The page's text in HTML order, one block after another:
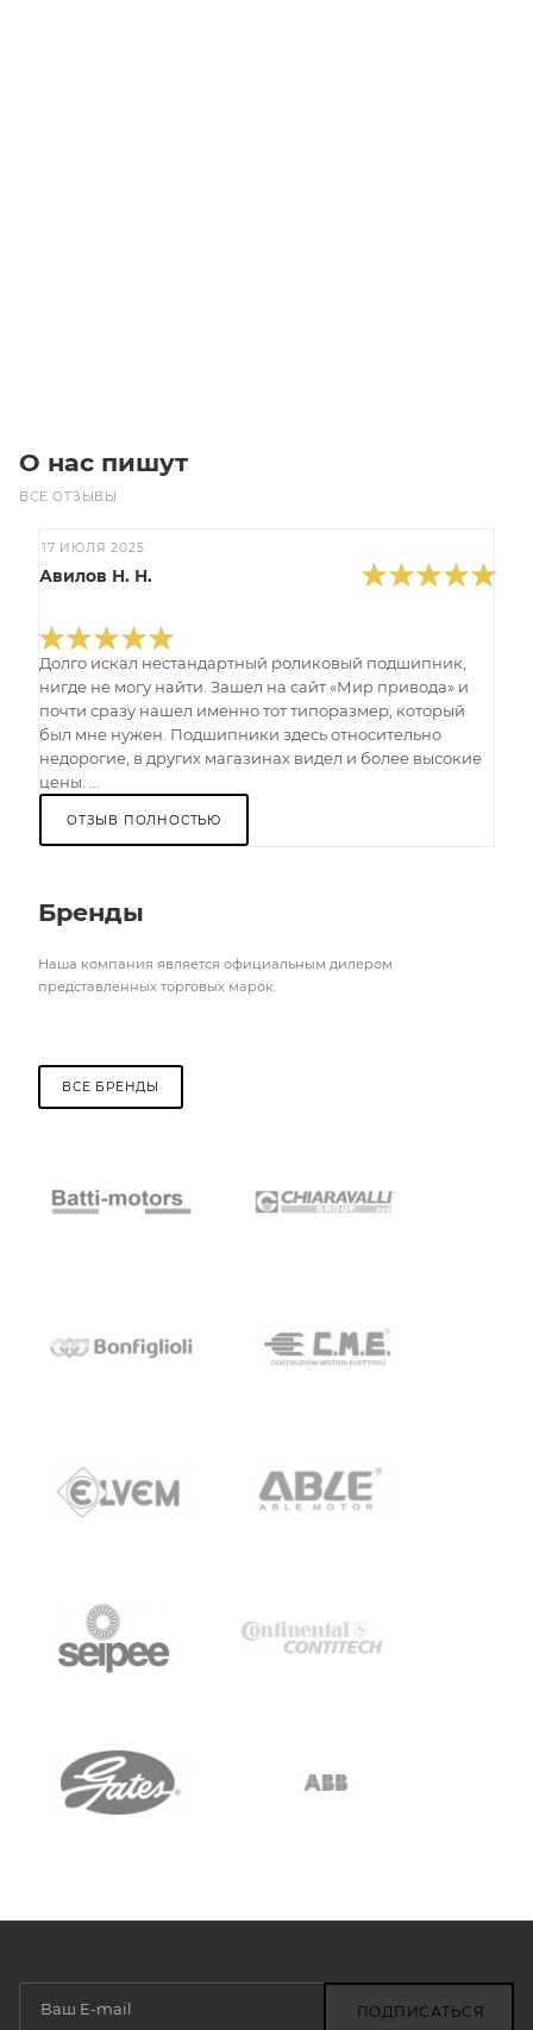
О нас пишут
ВСЕ ОТЗЫВЫ
17 ИЮЛЯ 2025
Авилов Н. Н.
Долго искал нестандартный роликовый подшипник,
нигде не могу найти. Зашел на сайт «Мир привода» и
почти сразу нашел именно тот типоразмер, который
был мне нужен. Подшипники здесь относительно
недорогие, в других магазинах видел и более высокие
цены. ...
ОТЗЫВ ПОЛНОСТЬЮ
Бренды
Наша компания является официальным дилером
представленных торговых марок.
ВСЕ БРЕНДЫ
ПОДПИСАТЬСЯ